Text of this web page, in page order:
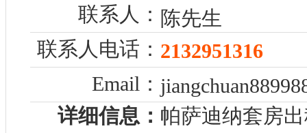
联系人： 陈先生
联系人电话： 2132951316
Email：
详细信息： 帕萨迪纳套房